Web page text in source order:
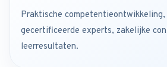
Praktische
gecertificeerde experts, zakelijke
leerresultaten.